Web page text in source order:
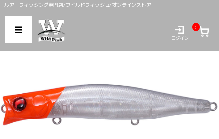
ルアーフィッシング専門店/ワイルドフィッシュ/オンラインストア
ログイン
0